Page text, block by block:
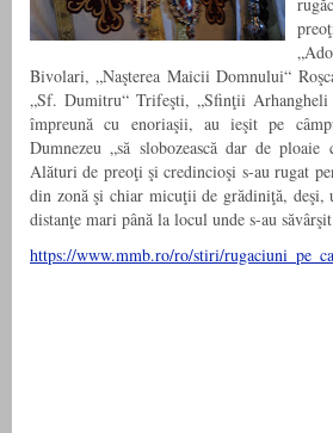
Bivolari, „Naşterea Maicii Domnului“
„Sf. Dumitru“ Trifeşti, „Sfinţii
împreună cu enoriaşii, au ieşit pe
Dumnezeu „să slobozească dar de ploaie
Alături de preoţi şi credincioşi s-au rugat
din zonă şi chiar micuţii de grădiniţă, deşi,
distanţe mari până la locul unde s-au
https://www.mmb.ro/ro/stiri/